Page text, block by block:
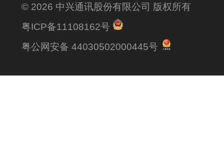
© 2026 中兴通讯股份有限公司 版权所有
粤ICP备11108162号
粤公网安备 44030502000445号